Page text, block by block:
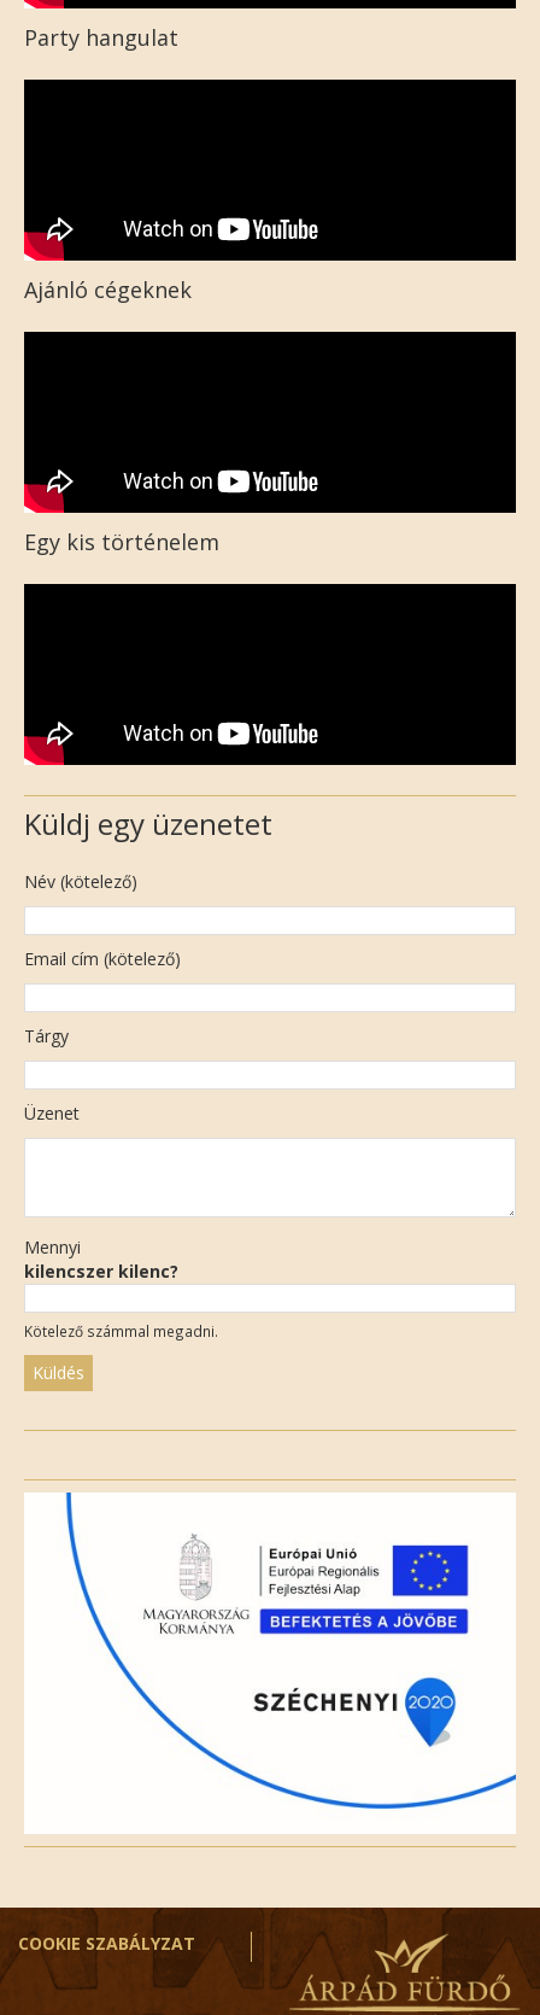
Party hangulat
Ajánló cégeknek
Egy kis történelem
Küldj egy üzenetet
Név (kötelező)
Email cím (kötelező)
Tárgy
Üzenet
Mennyi
kilencszer kilenc?
Kötelező számmal megadni.
field
empty.
COOKIE SZABÁLYZAT